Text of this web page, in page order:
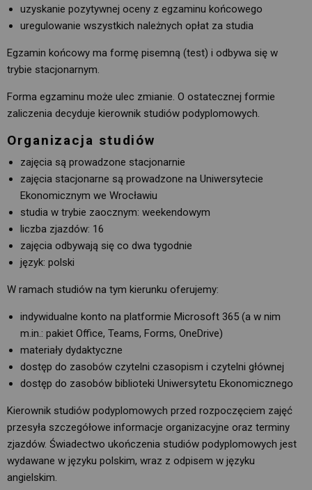
uzyskanie pozytywnej oceny z egzaminu końcowego
uregulowanie wszystkich należnych opłat za studia
Egzamin końcowy ma formę pisemną (test) i odbywa się w
trybie stacjonarnym.
Forma egzaminu może ulec zmianie. O ostatecznej formie
zaliczenia decyduje kierownik studiów podyplomowych.
Organizacja studiów
zajęcia są prowadzone stacjonarnie
zajęcia stacjonarne są prowadzone na Uniwersytecie
Ekonomicznym we Wrocławiu
studia w trybie zaocznym: weekendowym
liczba zjazdów: 16
zajęcia odbywają się co dwa tygodnie
język: polski
W ramach studiów na tym kierunku oferujemy:
indywidualne konto na platformie Microsoft 365 (a w nim
m.in.: pakiet Office, Teams, Forms, OneDrive)
materiały dydaktyczne
dostęp do zasobów czytelni czasopism i czytelni głównej
dostęp do zasobów biblioteki Uniwersytetu Ekonomicznego
Kierownik studiów podyplomowych przed rozpoczęciem zajęć
przesyła szczegółowe informacje organizacyjne oraz terminy
zjazdów. Świadectwo ukończenia studiów podyplomowych jest
wydawane w języku polskim, wraz z odpisem w języku
angielskim.